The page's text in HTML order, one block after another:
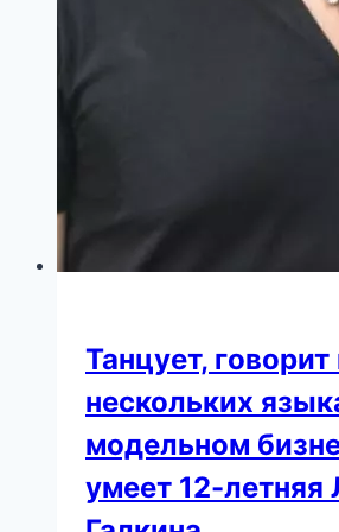
Танцует, говорит
нескольких
модельном
умеет 12-летняя